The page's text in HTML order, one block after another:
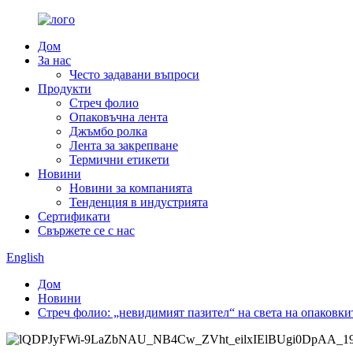
Дом
За нас
Често задавани въпроси
Продукти
Стреч фолио
Опаковъчна лента
Джъмбо ролка
Лента за закрепване
Термични етикети
Новини
Новини за компанията
Тенденция в индустрията
Сертификати
Свържете се с нас
English
Дом
Новини
Стреч фолио: „невидимият пазител“ на света на